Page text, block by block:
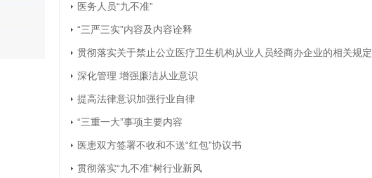
医务人员“九不准”
“三严三实”内容及内容诠释
贯彻落实关于禁止公立医疗卫生机构从业人员经商办企业的相关规定
深化管理 增强廉洁从业意识
提高法律意识加强行业自律
“三重一大”事项主要内容
医患双方签署不收和不送“红包”协议书
贯彻落实“九不准”树行业新风